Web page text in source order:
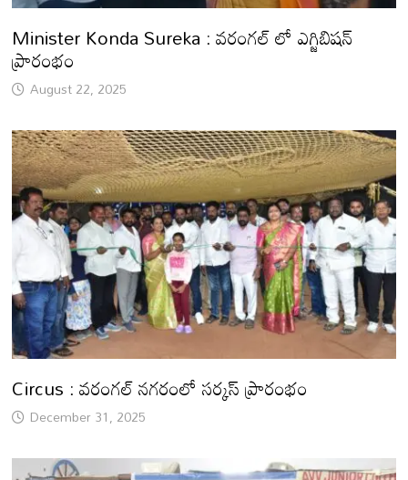
Minister Konda Sureka : వరంగల్ లో ఎగ్జిబిషన్
ప్రారంభం
August 22, 2025
Circus : వరంగల్ నగరంలో సర్కస్ ప్రారంభం
December 31, 2025